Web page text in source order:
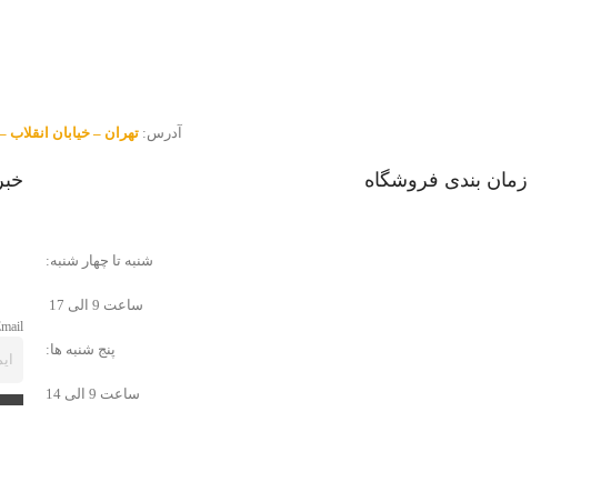
آدرس: تهران – خیابان انقلاب – خیابان
زمان بندی فروشگاه
شنبه تا چهار شنبه:
ساعت 9 الی 17
پنج شنبه ها:
ساعت 9 الی 14